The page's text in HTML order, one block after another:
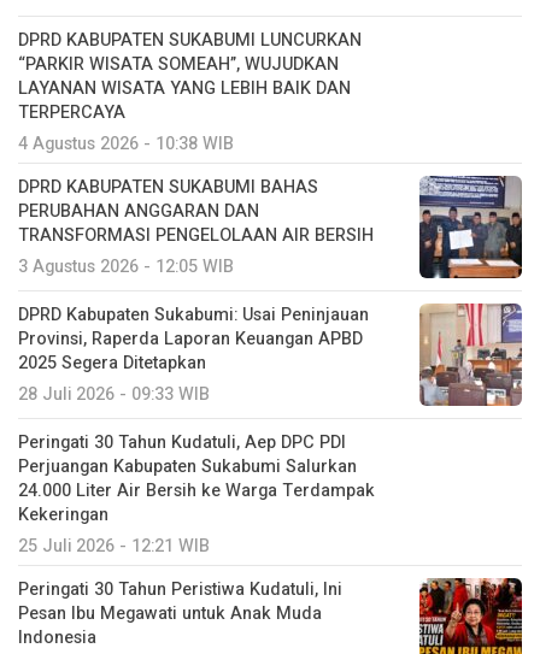
DPRD KABUPATEN SUKABUMI LUNCURKAN
“PARKIR WISATA SOMEAH”, WUJUDKAN
LAYANAN WISATA YANG LEBIH BAIK DAN
TERPERCAYA
4 Agustus 2026 - 10:38 WIB
DPRD KABUPATEN SUKABUMI BAHAS
PERUBAHAN ANGGARAN DAN
TRANSFORMASI PENGELOLAAN AIR BERSIH
3 Agustus 2026 - 12:05 WIB
DPRD Kabupaten Sukabumi: Usai Peninjauan
Provinsi, Raperda Laporan Keuangan APBD
2025 Segera Ditetapkan
28 Juli 2026 - 09:33 WIB
Peringati 30 Tahun Kudatuli, Aep DPC PDI
Perjuangan Kabupaten Sukabumi Salurkan
24.000 Liter Air Bersih ke Warga Terdampak
Kekeringan
25 Juli 2026 - 12:21 WIB
Peringati 30 Tahun Peristiwa Kudatuli, Ini
Pesan Ibu Megawati untuk Anak Muda
Indonesia